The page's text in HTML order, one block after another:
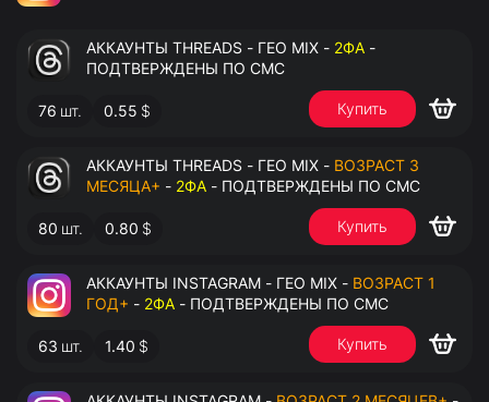
АККАУНТЫ THREADS - ГЕО MIX - 2ФА -
ПОДТВЕРЖДЕНЫ ПО СМС
76 шт. 0.55 $ Купить
АККАУНТЫ THREADS - ГЕО MIX - ВОЗРАСТ 3
МЕСЯЦА+ - 2ФА - ПОДТВЕРЖДЕНЫ ПО СМС
80 шт. 0.80 $ Купить
АККАУНТЫ INSTAGRAM - ГЕО MIX - ВОЗРАСТ 1
ГОД+ - 2ФА - ПОДТВЕРЖДЕНЫ ПО СМС
63 шт. 1.40 $ Купить